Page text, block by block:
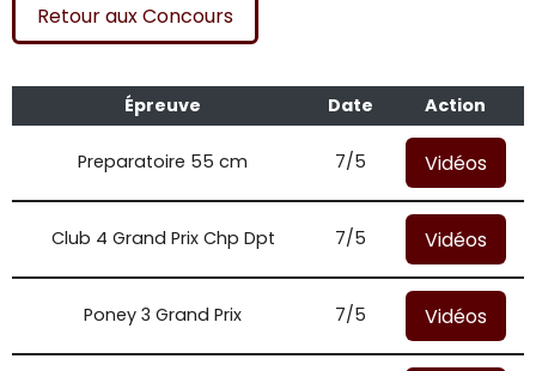
Retour aux Concours
Épreuve Date Action
Preparatoire 55 cm 7/5 Vidéos
Club 4 Grand Prix Chp Dpt 7/5 Vidéos
Poney 3 Grand Prix 7/5 Vidéos